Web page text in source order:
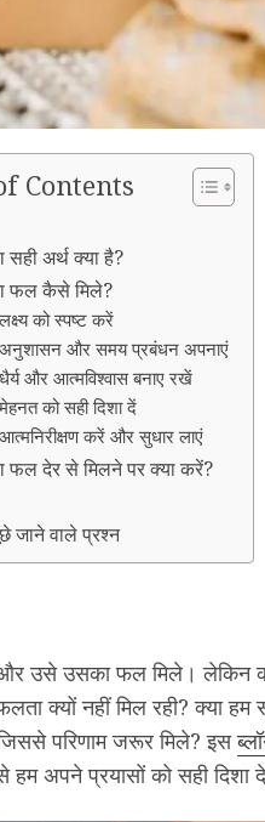
Contents
अर्थ क्या है?
फल कैसे मिले?
को स्पष्ट करें
और समय प्रबंधन अपनाएं
और आत्मविश्वास बनाए रखें
को सही दिशा दें
करें और सुधार लाएं
फल देर से मिलने पर क्या करें?
जाने वाले प्रश्न
और उसे उसका फल मिले। लेकिन
क्यों नहीं मिल रही? क्या हम
परिणाम जरूर मिले? इस
हम अपने प्रयासों को सही